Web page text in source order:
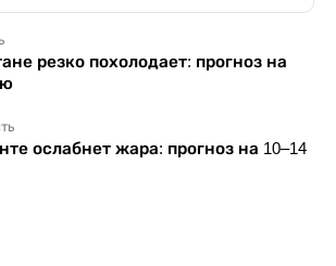
резко похолодает: прогноз на
ослабнет жара: прогноз на 10–14